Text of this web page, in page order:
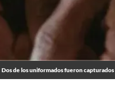
Dos de los uniformados fueron capturados